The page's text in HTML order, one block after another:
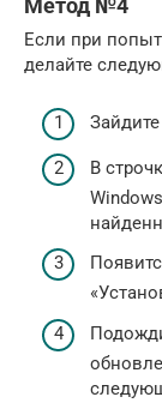
Если при
делайте
Зайдите
В